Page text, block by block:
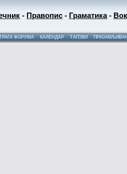
- Правопис - Граматика-
ФОРУМА КАЛЕНДАР ТАГОВИ